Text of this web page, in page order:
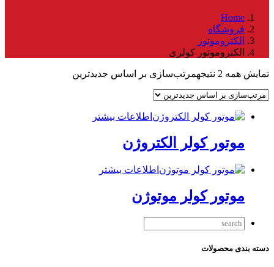
Home
فروشگاه
الکتروموتور
الکتروموتور کولری
نمایش همه 2 نتیجه مرتب‌سازی بر اساس جدیدترین
اطلاعات بیشتر
موتور کولر الکتروژن
اطلاعات بیشتر
موتور کولر موتوژن
دسته بندی محصولات